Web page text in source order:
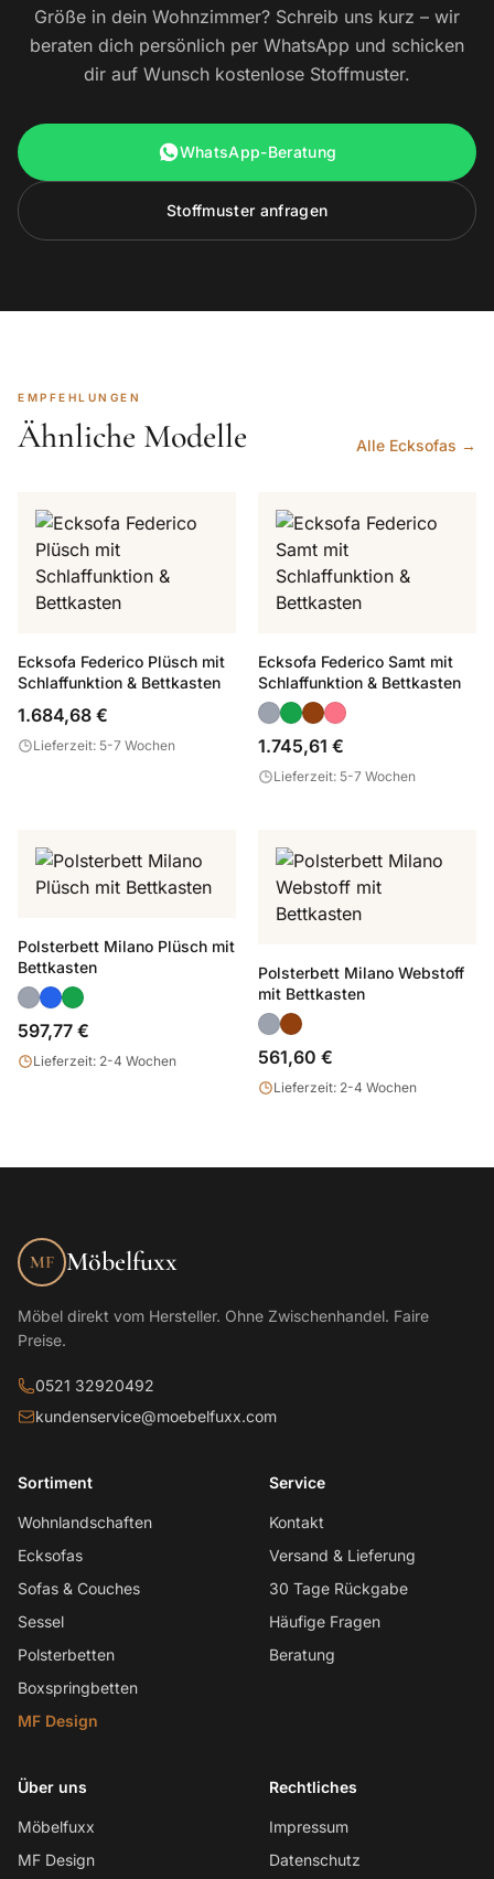
Größe in dein Wohnzimmer? Schreib uns kurz – wir
beraten dich persönlich per WhatsApp und schicken
dir auf Wunsch kostenlose Stoffmuster.
WhatsApp-Beratung
Stoffmuster anfragen
EMPFEHLUNGEN
Ähnliche Modelle Alle Ecksofas →
Ecksofa Federico Plüsch mit
Schlaffunktion & Bettkasten
1.684,68 €
Lieferzeit: 5-7 Wochen
Ecksofa Federico Samt mit
Schlaffunktion & Bettkasten
1.745,61 €
Lieferzeit: 5-7 Wochen
Polsterbett Milano Plüsch mit
Bettkasten
597,77 €
Lieferzeit: 2-4 Wochen
Polsterbett Milano Webstoff
mit Bettkasten
561,60 €
Lieferzeit: 2-4 Wochen
MF Möbelfuxx
Möbel direkt vom Hersteller. Ohne Zwischenhandel. Faire
Preise.
0521 32920492
kundenservice@moebelfuxx.com
Sortiment
Wohnlandschaften
Ecksofas
Sofas & Couches
Sessel
Polsterbetten
Boxspringbetten
MF Design
Service
Kontakt
Versand & Lieferung
30 Tage Rückgabe
Häufige Fragen
Beratung
Über uns
Möbelfuxx
MF Design
Rechtliches
Impressum
Datenschutz